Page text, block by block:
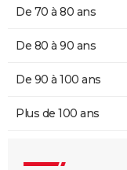
De 70 à 80 ans
De 80 à 90 ans
De 90 à 100 ans
Plus de 100 ans